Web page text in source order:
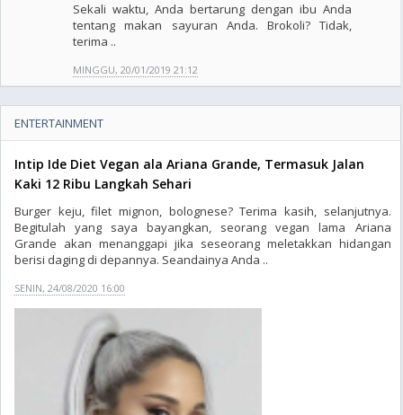
Sekali waktu, Anda bertarung dengan ibu Anda
tentang makan sayuran Anda. Brokoli? Tidak,
terima ..
MINGGU, 20/01/2019 21:12
ENTERTAINMENT
Intip Ide Diet Vegan ala Ariana Grande, Termasuk Jalan
Kaki 12 Ribu Langkah Sehari
Burger keju, filet mignon, bolognese? Terima kasih, selanjutnya.
Begitulah yang saya bayangkan, seorang vegan lama Ariana
Grande akan menanggapi jika seseorang meletakkan hidangan
berisi daging di depannya. Seandainya Anda ..
SENIN, 24/08/2020 16:00